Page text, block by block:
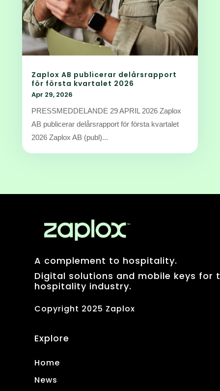
Zaplox AB publicerar delårsrapport
för första kvartalet 2026
Apr 29, 2026
PRESSMEDDELANDE 29 APRIL 2026 Zaplox
AB publicerar delårsrapport för första kvartalet
2026 Zaplox AB (publ)...
A complement to hospitality.
Digital solutions and mobile keys for
hospitality industry.
Copyright 2025 Zaplox
Explore
Home
News